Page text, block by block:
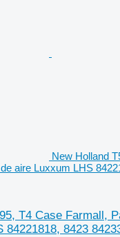
New Holland
aire Luxxum LHS
T4 Case Farmall,
84221818, 8423